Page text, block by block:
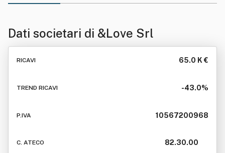
Dati societari di &Love Srl
RICAVI 65.0 K €
TREND RICAVI -43.0%
P.IVA 10567200968
C. ATECO 82.30.00